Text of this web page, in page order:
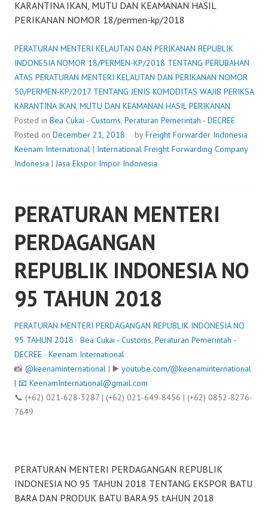
KARANTINA IKAN, MUTU DAN KEAMANAN HASIL
PERIKANAN NOMOR 18/permen-kp/2018
PERATURAN MENTERI KELAUTAN DAN PERIKANAN REPUBLIK
INDONESIA NOMOR 18/PERMEN-KP/2018 TENTANG PERUBAHAN
ATAS PERATURAN MENTERI KELAUTAN DAN PERIKANAN NOMOR
50/PERMEN-KP/2017 TENTANG JENIS KOMODITAS WAJIB PERIKSA
KARANTINA IKAN, MUTU DAN KEAMANAN HASIL PERIKANAN
Posted in Bea Cukai - Customs, Peraturan Pemerintah - DECREE
Posted on December 21, 2018 byFreight Forwarder Indonesia
Keenam International | International Freight Forwarding Company
Indonesia |Jasa Ekspor Impor Indonesia
PERATURAN MENTERI
PERDAGANGAN
REPUBLIK INDONESIA NO
95 TAHUN 2018
PERATURAN MENTERI PERDAGANGAN REPUBLIK INDONESIA NO
95 TAHUN 2018 · Bea Cukai - Customs, Peraturan Pemerintah -
DECREE · Keenam International
📸 @keenaminternational | ▶️ youtube.com/@keenaminternational
| 📧 KeenamInternational@gmail.com
📞 (+62) 021-628-3287 | (+62) 021-649-8456 | (+62) 0852-8276-
7649
PERATURAN MENTERI PERDAGANGAN REPUBLIK
INDONESIA NO 95 TAHUN 2018 TENTANG EKSPOR BATU
BARA DAN PRODUK BATU BARA 95 tAHUN 2018